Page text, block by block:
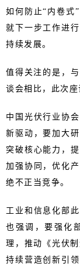
如何防止“内卷式
就下一步工作进
持续发展。
值得关注的是，
谈会相比，此次座
中国光伏行业协
新驱动，要加大
突破核心能力，
加强协同，优化
绝不正当竞争。
工业和信息化部
也强调，要强化
理，推动《光伏
持续营造创新引